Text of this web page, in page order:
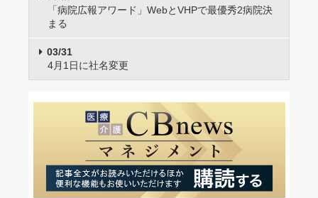
「病院広報アワード」WebとVHPで最優秀2病院決
まる
03/31
4月1日に社名変更